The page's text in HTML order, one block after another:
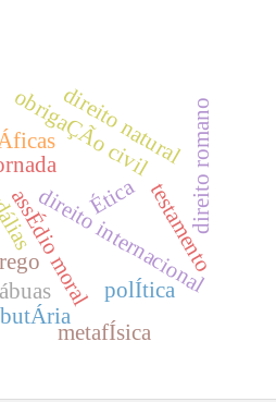
assÉdio moral
direito internacional
obrigaÇÃo civil
direito natural
testamento
polÍtica
direito romano
Ética
metafÍsica